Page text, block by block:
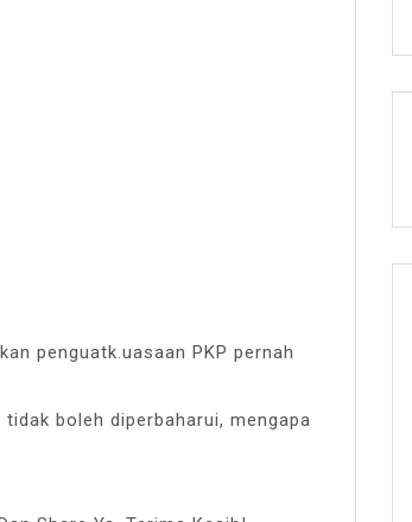
penguatk.uasaan PKP pernah
boleh diperbaharui, mengapa